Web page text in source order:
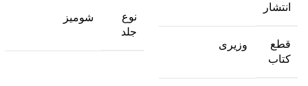
انتشار
قطع
کتاب
وزیری
نوع
جلد
شومیز